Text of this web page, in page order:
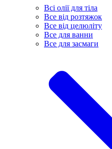
Всі олії для тіла
Все від розтяжок
Все від целюліту
Все для ванни
Все для засмаги